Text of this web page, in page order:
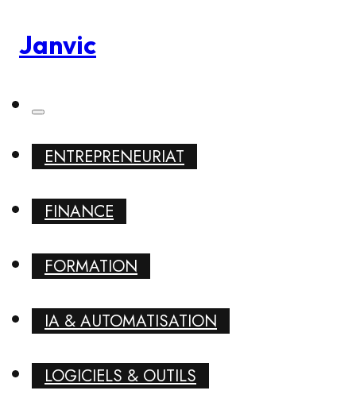
Janvic
ENTREPRENEURIAT
FINANCE
FORMATION
IA & AUTOMATISATION
LOGICIELS & OUTILS